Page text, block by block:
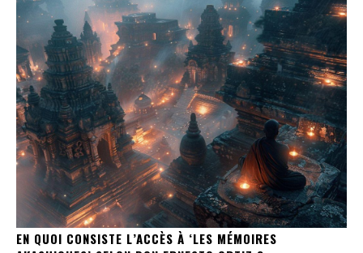
EN QUOI CONSISTE L’ACCÈS À ‘LES MÉMOIRES